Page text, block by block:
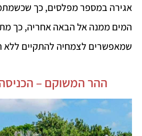
אגירה במספר מפלסים, כך
המים ממנה אל הבאה אחריה, כך
שמאפשרים לצמחיה להתקיים ללא
ההר המשוקם –